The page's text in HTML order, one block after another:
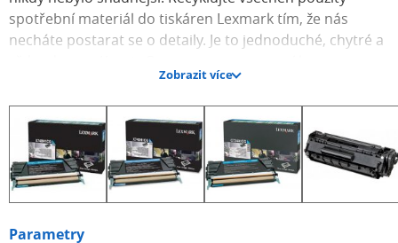
spotřební materiál do tiskáren Lexmark tím, že nás
necháte postarat se o detaily. Je to jednoduché, chytré a
společnosti Lexmark Kazety z programu Lexmark Return
jsou patentované tiskové kazety prodávané se slevou
výměnou za to, že zákazník bude souhlasit s licenční
smlouvou, podle které budou kazety použity pouze
jednou a potom budou vráceny společnosti Lexmark,
která je znovu použije nebo recykluje. Tyto patentované
přestanou fungovat po spotřebování pevně
Zobrazit více
Parametry